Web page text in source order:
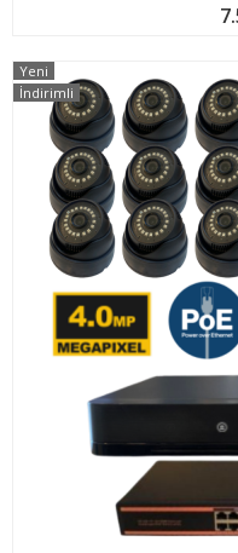
Yeni
İndirimli